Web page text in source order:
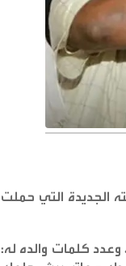
الجديدة التي حملت
كلمات والده له: